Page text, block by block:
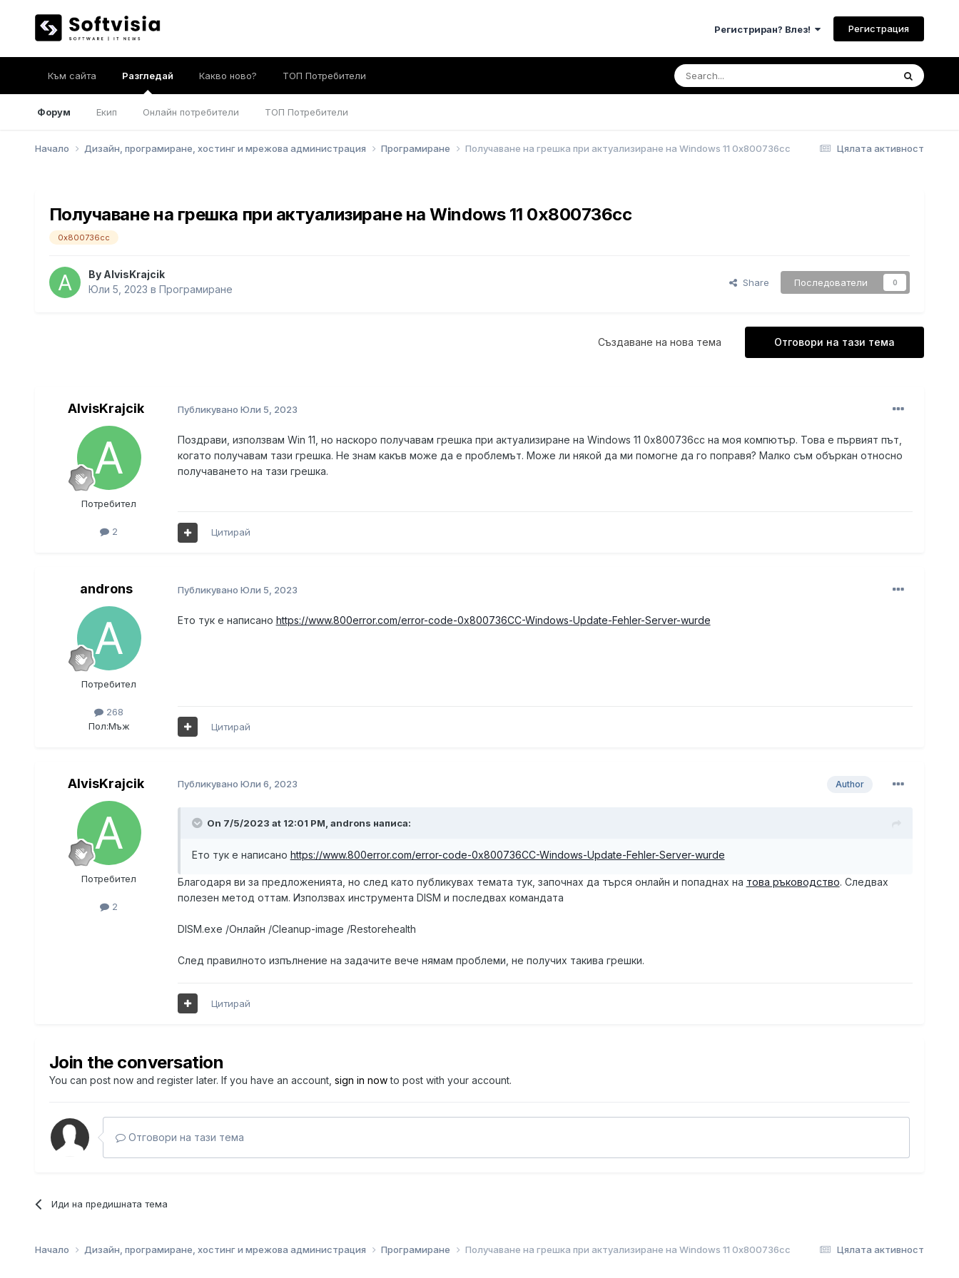
Регистриран? Влез! Регистрация
Към сайта Разгледай
Форум Екип Онлайн потребители ТОП Потребители
Какво ново? ТОП Потребители
Цялата активност
Начало Дизайн, програмиране, хостинг и мрежова администрация Програмиране Получаване на грешка при актуализиране на Windows 11 0x800736cc
Получаване на грешка при актуализиране на Windows 11 0x800736cc
0x800736cc
By AlvisKrajcik
Юли 5, 2023 в Програмиране
Share Последователи 0
Отговори на тази тема
Създаване на нова тема
AlvisKrajcik
Потребител
2
Публикувано Юли 5, 2023
Поздрави, използвам Win 11, но наскоро получавам грешка при актуализиране на Windows 11 0x800736cc на моя компютър. Това е първият път,
когато получавам тази грешка. Не знам какъв може да е проблемът. Може ли някой да ми помогне да го поправя? Малко съм объркан относно
получаването на тази грешка.
Цитирай
androns
Потребител
268
Пол:Мъж
Публикувано Юли 5, 2023
Ето тук е написано https://www.800error.com/error-code-0x800736CC-Windows-Update-Fehler-Server-wurde
Цитирай
AlvisKrajcik
Потребител
2
Author
Публикувано Юли 6, 2023
On 7/5/2023 at 12:01 PM, androns написа:
Ето тук е написано https://www.800error.com/error-code-0x800736CC-Windows-Update-Fehler-Server-wurde
Благодаря ви за предложенията, но след като публикувах темата тук, започнах да търся онлайн и попаднах на това ръководство. Следвах
полезен метод оттам. Използвах инструмента DISM и последвах командата
DISM.exe /Онлайн /Cleanup-image /Restorehealth
След правилното изпълнение на задачите вече нямам проблеми, не получих такива грешки.
Цитирай
Join the conversation
You can post now and register later. If you have an account, sign in nowto post with your account.
Отговори на тази тема
Иди на предишната тема
Цялата активност
Начало Дизайн, програмиране, хостинг и мрежова администрация Програмиране Получаване на грешка при актуализиране на Windows 11 0x800736cc